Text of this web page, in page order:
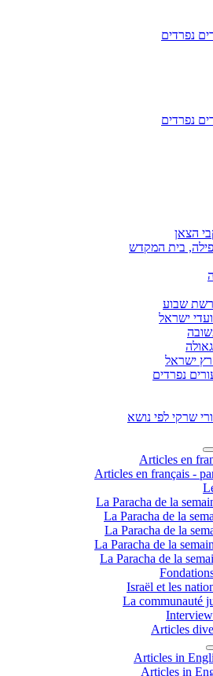
נפרדים
נפרדים
הצאן
בית המקדש
שבוע
ישראל
ישראל
נפרדים
שרקי לפי נושא
Articles en
La Paracha de la
La Paracha de la
La Paracha de la
La Paracha de la
La Paracha de la
Israël et les
La communauté
Articles
Articles in
Articles in